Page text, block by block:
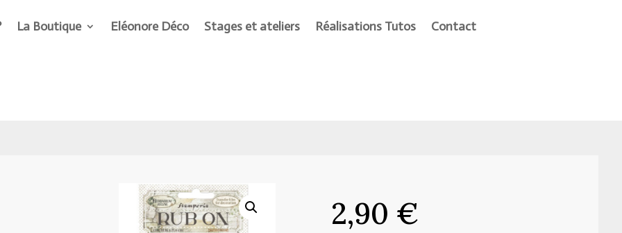
La Boutique Eléonore Déco Stages et ateliers Réalisations Tutos Contact
2,90 €